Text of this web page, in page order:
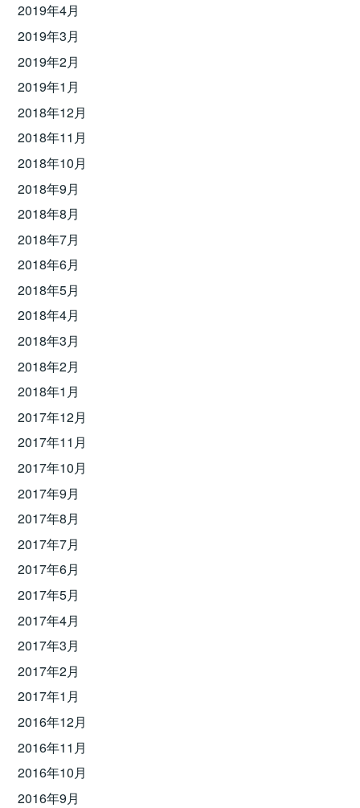
2019年4月
2019年3月
2019年2月
2019年1月
2018年12月
2018年11月
2018年10月
2018年9月
2018年8月
2018年7月
2018年6月
2018年5月
2018年4月
2018年3月
2018年2月
2018年1月
2017年12月
2017年11月
2017年10月
2017年9月
2017年8月
2017年7月
2017年6月
2017年5月
2017年4月
2017年3月
2017年2月
2017年1月
2016年12月
2016年11月
2016年10月
2016年9月